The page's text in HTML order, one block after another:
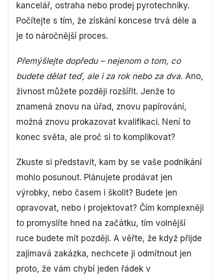
kancelář, ostraha nebo prodej pyrotechniky.
Počítejte s tím, že získání koncese trvá déle a
je to náročnější proces.
Přemýšlejte dopředu – nejenom o tom, co
budete dělat teď, ale i za rok nebo za dva. Ano,
živnost můžete později rozšířit. Jenže to
znamená znovu na úřad, znovu papírování,
možná znovu prokazovat kvalifikaci. Není to
konec světa, ale proč si to komplikovat?
Zkuste si představit, kam by se vaše podnikání
mohlo posunout. Plánujete prodávat jen
výrobky, nebo časem i školit? Budete jen
opravovat, nebo i projektovat? Čím komplexněji
to promyslíte hned na začátku, tím volnější
ruce budete mít později. A věřte, že když přijde
zajímavá zakázka, nechcete ji odmítnout jen
proto, že vám chybí jeden řádek v